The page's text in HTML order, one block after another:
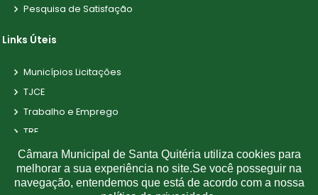
Pesquisa de Satisfação
Links Úteis
Municípios Licitações
TJCE
Trabalho e Emprego
TRE
TCE
Câmara Municipal de Santa Quitéria utiliza cookies para
melhorar a sua experiência no site.Se você posseguir na
navegação, entendemos que está de acordo com a nossa